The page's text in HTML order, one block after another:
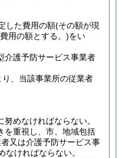
した費用の額(その額が現
用の額とする。)をい
介護予防サービス事業者
、当該事業所の従業者
めなければならない。
を重視し、市、地域包括
又は介護予防サービス事
ければならない。